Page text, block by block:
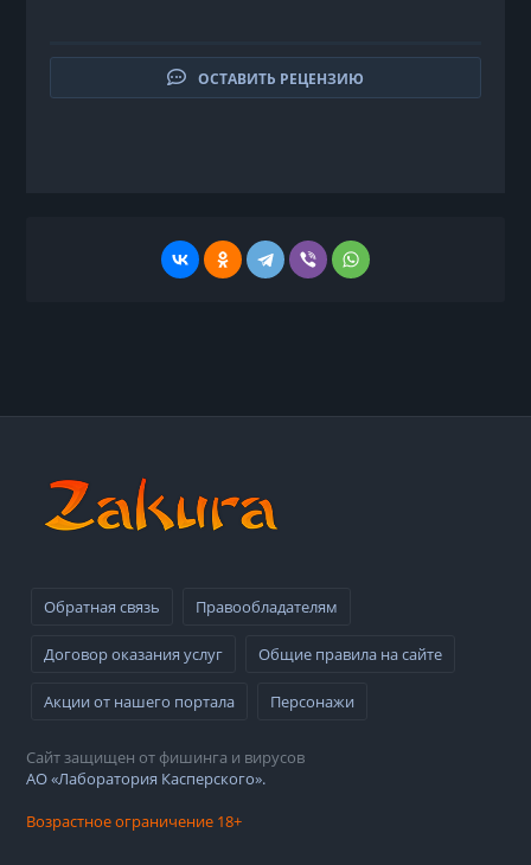
ОСТАВИТЬ РЕЦЕНЗИЮ
Обратная связь Правообладателям
Договор оказания услуг Общие правила на сайте
Акции от нашего портала Персонажи
Сайт защищен от фишинга и вирусов
АО «Лаборатория Касперского».
Возрастное ограничение 18+